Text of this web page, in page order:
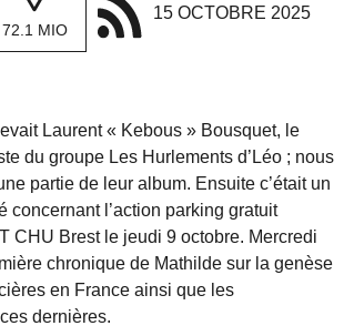
72.1 MIO
15 OCTOBRE 2025
Laurent « Kebous » Bousquet, le
du groupe Les Hurlements d’Léo ; nous
partie de leur album. Ensuite c’était un
concernant l’action parking gratuit
CHU Brest le jeudi 9 octobre. Mercredi
chronique de Mathilde sur la genèse
en France ainsi que les
dernières.